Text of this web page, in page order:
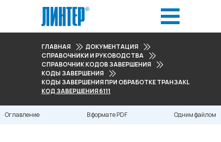
ГЛАВНАЯ
ДОКУМЕНТАЦИЯ
СПРАВОЧНИКИ И РУКОВОДСТВА
СПРАВОЧНИК КОДОВ ЗАВЕРШЕНИЯ
КОДЫ ЗАВЕРШЕНИЯ
КОДЫ ЗАВЕРШЕНИЯ ПРИ ОБРАБОТКЕ ТРАНЗАКЦИЙ
КОД ЗАВЕРШЕНИЯ 6111
Оглавление В формате PDF Одним файлом